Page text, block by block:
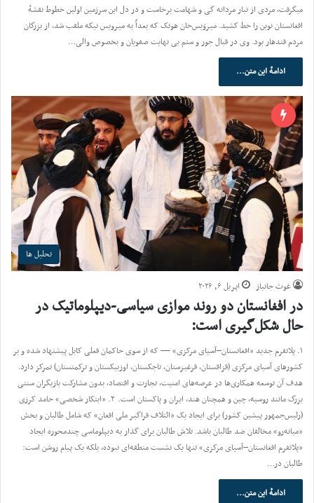
میگرفت، مردی از تبار مردانه گی و شهامت برخاست و در دل این سرزمین اولین خطوط نقشهٔ
افغانستان نوین را خط کشید. میروَیس‌خان هوتک که بعداً به میرویس نیکه ملقب شد، از بزرگان
مردم قندهار بود. وی در قبال جور و ستم بی نهایت صفویان و بخصوص والی…
ادامهٔ این متن...
تحلیل ها
غوث جانباز اپریل ۶, ۲۰۲۶
در افغانستان دو روند موازی سیاسی-دیپلوماتیک در
حال شکل‌گیری است:
۱. پلاتفرم جدید «افغانستان–آسیای مرکزی» — که از سوی حاکمان فعلی کابل پیشنهاد شده و بر
کشورهای آسیای مرکزی (قزاقستان، قرغیزستان، تاجکستان، اوزبیکستان و ترکمنستان) تمرکز دارد.
هدف آن توسعه همکاری‌ها در عرصه‌های امنیت، تجارت و اقتصاد، بدون مشارکت بازیگران سنتی
بزرگ مانند روسیه، چین و همچنان هند، ایران و پاکستان است. ۲. «ابتکار شخصی» حامد کرزی
(رئیس‌جمهور پیشین کشور) برای ایجاد یک «ائتلاف فراگیر ملی افغان» که شامل طالبان و بخش
«میانه‌رو» مخالفان ضد طالبان باشد. تلاش طالبان برای گذار به دیپلوماسی چندمحوره ایجاد
«پلاتفرم افغانستان–آسیای مرکزی» تنها یک نشست منطقه‌ای نبوده، بلکه یک پیام روشن است:
طالبان در…
ادامهٔ این متن...